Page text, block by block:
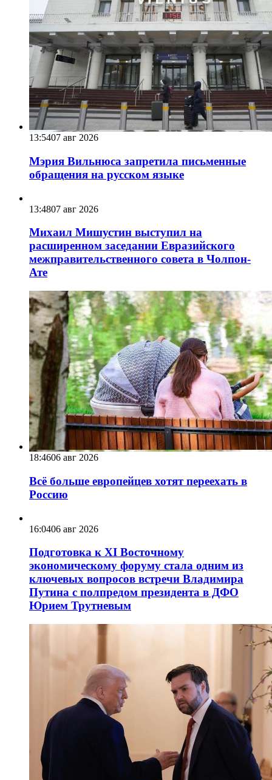
13:5407 авг 2026
Мэрия Вильнюса запретила письменные
обращения на русском языке
13:4807 авг 2026
Михаил Мишустин выступил на
расширенном заседании Евразийского
межправительственного совета в Чолпон-
Ате
18:4606 авг 2026
Всё больше европейцев хотят переехать в
Россию
16:0406 авг 2026
Подготовка к XI Восточному
экономическому форуму стала одним из
ключевых вопросов встречи Владимира
Путина с полпредом президента в ДФО
Юрием Трутневым